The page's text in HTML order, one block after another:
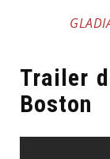
Trailer
Boston